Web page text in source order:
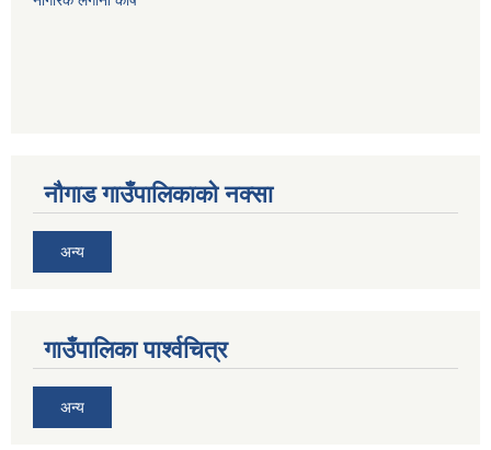
नौगाड गाउँपालिकाको नक्सा
अन्य
गाउँपालिका पार्श्वचित्र
अन्य